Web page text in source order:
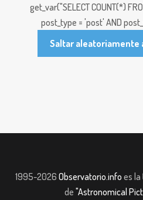
get_var("SELECT COUNT(*)
post_type = 'post' AND
Saltar aleatoriamente
1995-2026 Observatorio.info es la
de "Astronomical